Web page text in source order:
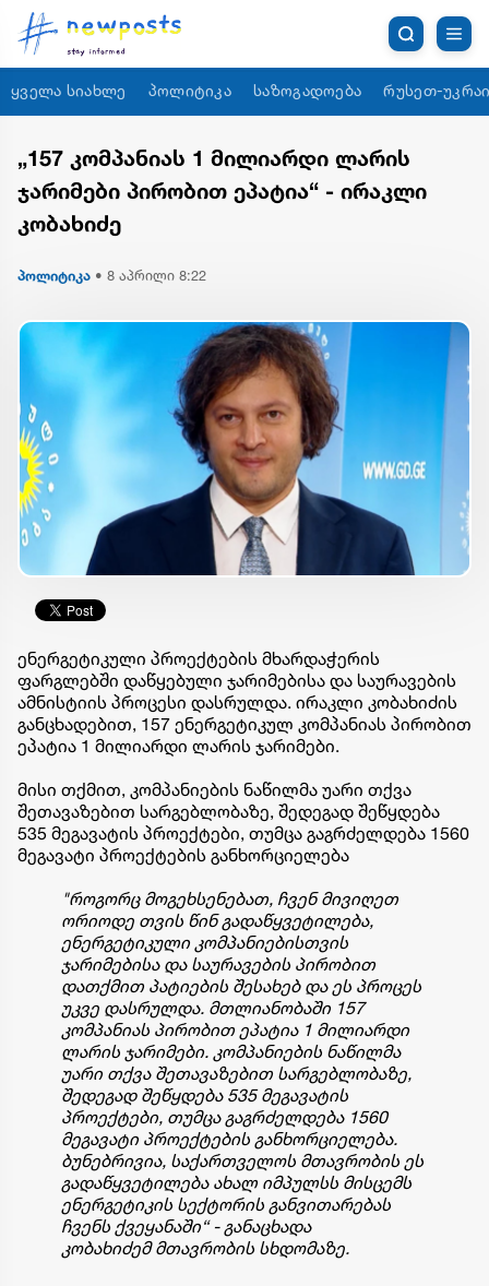
ყველა სიახლე პოლიტიკა საზოგადოება რუსეთ-
„157 კომპანიას 1 მილიარდი ლარის
ჯარიმები პირობით ეპატია“ - ირაკლი
კობახიძე
პოლიტიკა • 8 აპრილი 8:22
ენერგეტიკული პროექტების მხარდაჭერის
ფარგლებში დაწყებული ჯარიმებისა და საურავების
ამნისტიის პროცესი დასრულდა. ირაკლი კობახიძის
განცხადებით, 157 ენერგეტიკულ კომპანიას პირობით
ეპატია 1 მილიარდი ლარის ჯარიმები.
მისი თქმით, კომპანიების ნაწილმა უარი თქვა
შეთავაზებით სარგებლობაზე, შედეგად შეწყდება
535 მეგავატის პროექტები, თუმცა გაგრძელდება 1560
მეგავატი პროექტების განხორციელება
"როგორც მოგეხსენებათ, ჩვენ მივიღეთ
ორიოდე თვის წინ გადაწყვეტილება,
ენერგეტიკული კომპანიებისთვის
ჯარიმებისა და საურავების პირობით
დათქმით პატიების შესახებ და ეს პროცეს
უკვე დასრულდა. მთლიანობაში 157
კომპანიას პირობით ეპატია 1 მილიარდი
ლარის ჯარიმები. კომპანიების ნაწილმა
უარი თქვა შეთავაზებით სარგებლობაზე,
შედეგად შეწყდება 535 მეგავატის
პროექტები, თუმცა გაგრძელდება 1560
მეგავატი პროექტების განხორციელება.
ბუნებრივია, საქართველოს მთავრობის ეს
გადაწყვეტილება ახალ იმპულსს მისცემს
ენერგეტიკის სექტორის განვითარებას
ჩვენს ქვეყანაში“ - განაცხადა
კობახიძემ მთავრობის სხდომაზე.